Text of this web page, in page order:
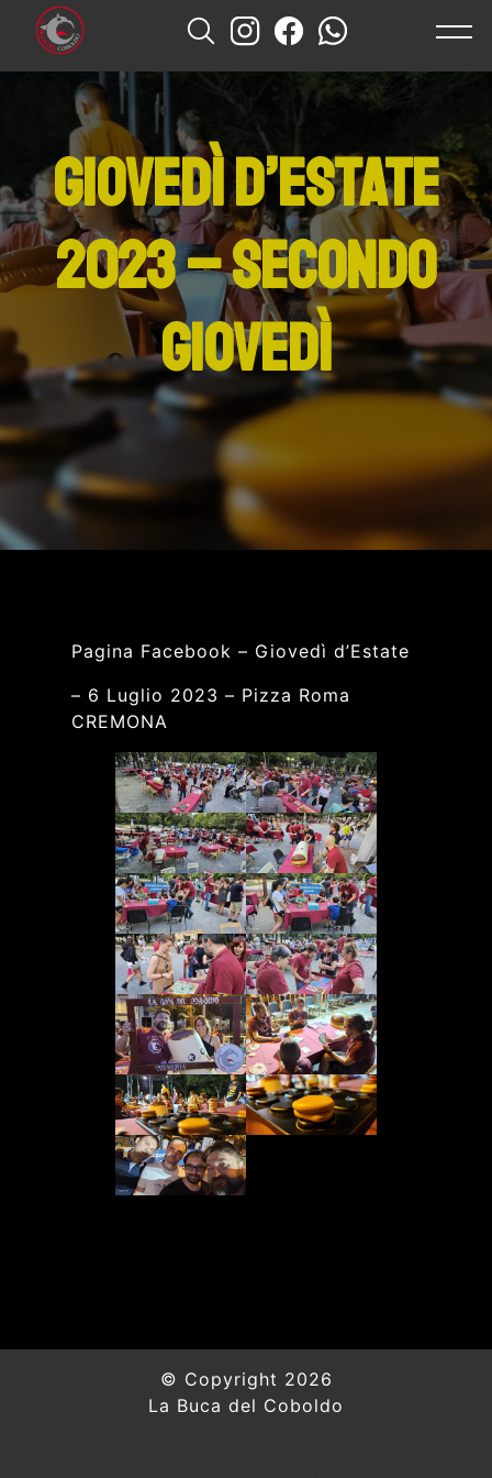
News
Eventi
Ludoteca
Giochi Storici
Chi Siamo
Contatti
Giovedì d’Estate
2023 – Secondo
Giovedì
Pagina Facebook – Giovedì d’Estate
– 6 Luglio 2023 – Pizza Roma
CREMONA
© Copyright 2026
La Buca del Coboldo